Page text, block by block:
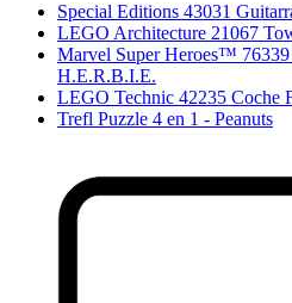
Special Editions 43031
LEGO Architecture 21067
Marvel Super Heroes™ 76339
H.E.R.B.I.E.
LEGO Technic 42235 Coche
Trefl Puzzle 4 en 1 - Peanuts